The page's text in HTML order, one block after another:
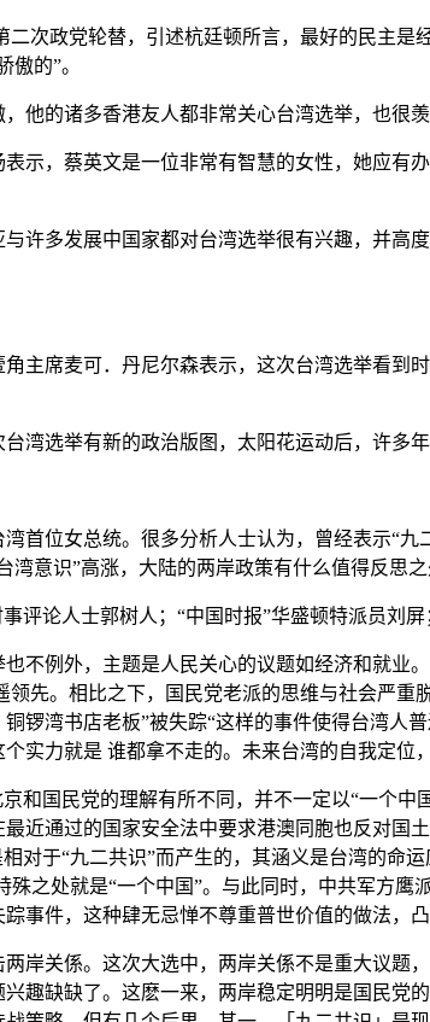
次政党轮替，引述杭廷顿所言，最好的民主是
的”。
他的诸多香港友人都非常关心台湾选举，也很
示，蔡英文是一位非常有智慧的女性，她应有
许多发展中国家都对台湾选举很有兴趣，并高
主席麦可．丹尼尔森表示，这次台湾选举看到
湾选举有新的政治版图，太阳花运动后，许多
首位女总统。很多分析人士认为，曾经表示“
意识”高涨，大陆的两岸政策有什么值得反思之
评论人士郭树人；“中国时报”华盛顿特派员刘
不例外，主题是人民关心的议题如经济和就业
先。相比之下，国民党老派的思维与社会严重
锣湾书店老板”被失踪“这样的事件使得台湾人
实力就是 谁都拿不走的。未来台湾的自我定位
和国民党的理解有所不同，并不一定以“一个
近通过的国家安全法中要求港澳同胞也反对国
对于“九二共识”而产生的，其涵义是台湾的命
之处就是“一个中国”。与此同时，中共军方
事件，这种肆无忌惮不尊重普世价值的做法，
岸关係。这次大选中，两岸关係不是重大议题
趣缺缺了。这麽一来，两岸稳定明明是国民党